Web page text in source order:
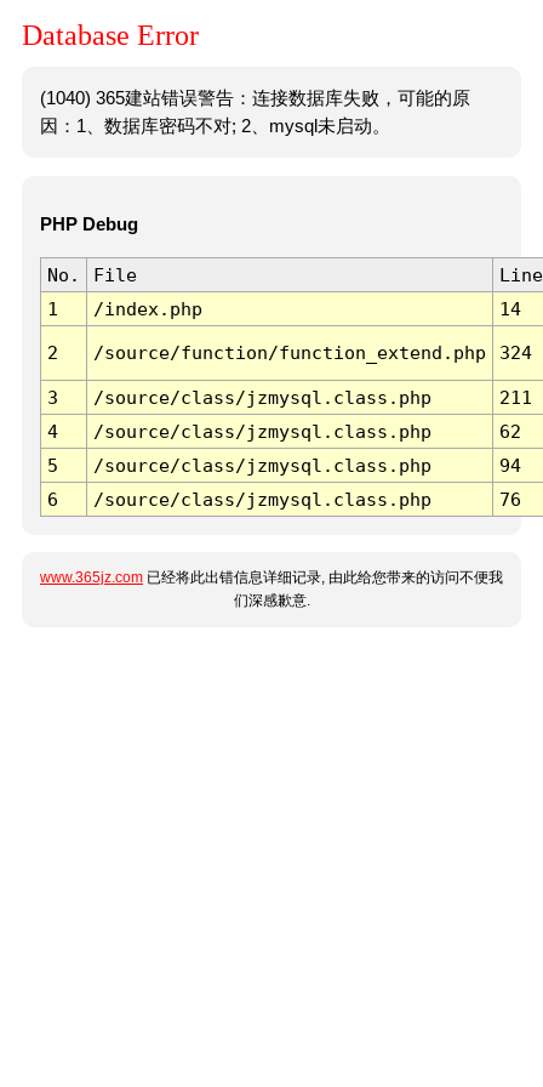
Database Error
(1040) 365建站错误警告：连接数据库失败，可能的原
因：1、数据库密码不对; 2、mysql未启动。
PHP Debug
No. File
Line
1
/index.php 14
2 /source/function/function_extend.php 324
3 /source/class/jzmysql.class.php
211
4
/source/class/jzmysql.class.php
62
5
/source/class/jzmysql.class.php
94
6
/source/class/jzmysql.class.php 76
www.365jz.com 已经将此出错信息详细记录, 由此给您带来的访问不便我
们深感歉意.